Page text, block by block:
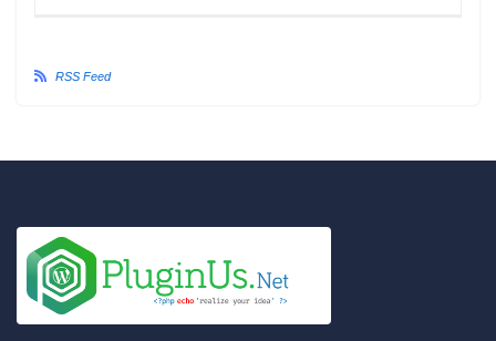
RSS Feed